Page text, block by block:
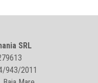
SRL
943/2011